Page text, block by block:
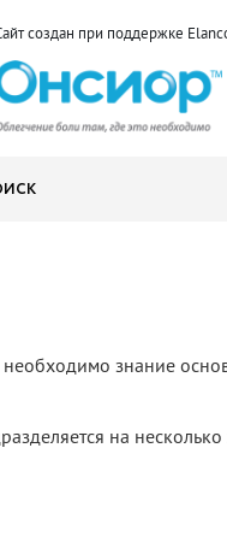
создан при поддержке
знание
на несколько